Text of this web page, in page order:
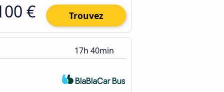
€ Trouvez
17h 40min